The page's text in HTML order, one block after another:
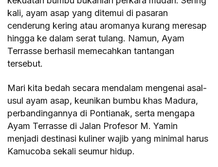
kali, ayam asap yang ditemui di pasaran
cenderung kering atau aromanya kurang meresap
hingga ke dalam serat tulang. Namun, Ayam
Terrasse berhasil memecahkan tantangan
tersebut.
Mari kita bedah secara mendalam mengenai asal-
usul ayam asap, keunikan bumbu khas Madura,
perbandingannya di Pontianak, serta mengapa
Ayam Terrasse di Jalan Profesor M. Yamin
menjadi destinasi kuliner wajib yang minimal harus
Kamucoba sekali seumur hidup.